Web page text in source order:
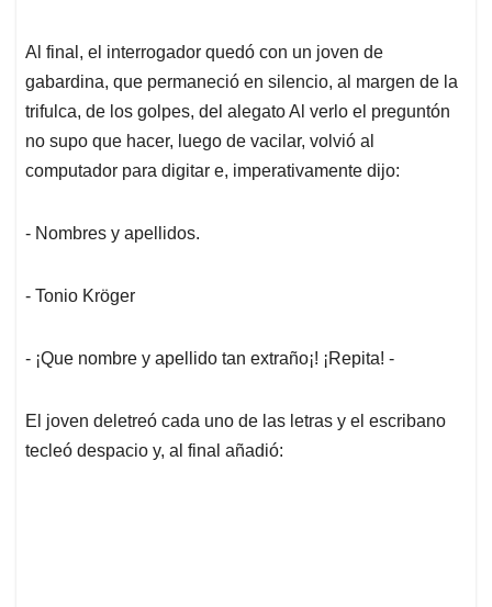
Al final, el interrogador quedó con un joven de
gabardina, que permaneció en silencio, al margen de la
trifulca, de los golpes, del alegato Al verlo el preguntón
no supo que hacer, luego de vacilar, volvió al
computador para digitar e, imperativamente dijo:
- Nombres y apellidos.
- Tonio Kröger
- ¡Que nombre y apellido tan extraño¡! ¡Repita! -
El joven deletreó cada uno de las letras y el escribano
tecleó despacio y, al final añadió: